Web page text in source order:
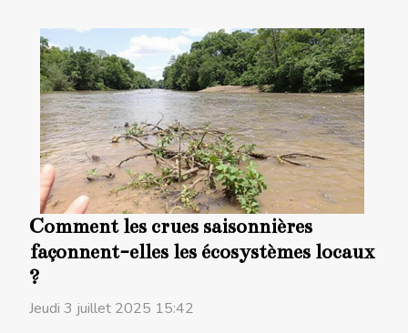
Comment les crues saisonnières
façonnent-elles les écosystèmes locaux
?
Jeudi 3 juillet 2025 15:42